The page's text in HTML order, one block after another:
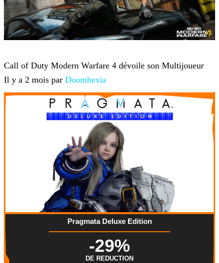
Call of Duty Modern Warfare 4 dévoile son Multijoueur
Il y a 2 mois par Doomhexia
Pragmata Deluxe Edition
-29%
DE REDUCTION